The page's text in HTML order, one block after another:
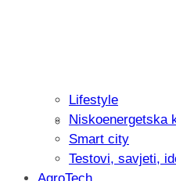
Recenzija:
muškarcu
Lifestyle
Niskoenergetska
Smart city
Testovi, savjeti,